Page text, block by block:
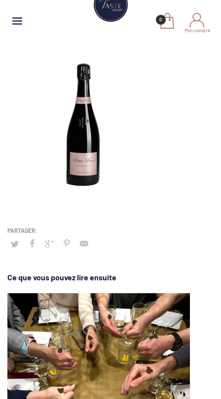
Mon compte
Ce que vous pouvez lire ensuite